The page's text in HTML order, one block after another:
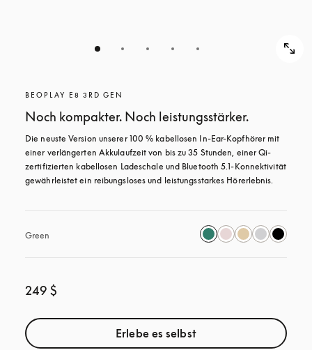
BEOPLAY E8 3RD GEN
Noch kompakter. Noch leistungsstärker.
Die neuste Version unserer 100 % kabellosen In-Ear-Kopfhörer mit
einer verlängerten Akkulaufzeit von bis zu 35 Stunden, einer Qi-
zertifizierten kabellosen Ladeschale und Bluetooth 5.1-Konnektivität
gewährleistet ein reibungsloses und leistungsstarkes Hörerlebnis.
Green
249 $
Erlebe es selbst